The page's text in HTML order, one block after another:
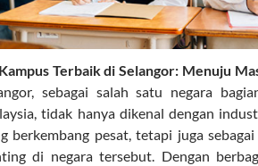
Terbaik di Selangor: Menuju
sebagai salah satu negara
tidak hanya dikenal dengan
berkembang pesat, tetapi juga
di negara tersebut. Dengan